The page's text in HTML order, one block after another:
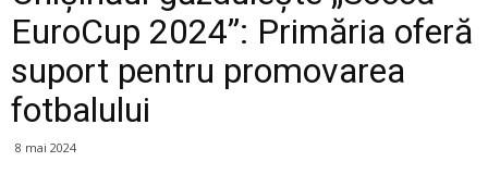
EuroCup 2024”: Primăria oferă
suport pentru promovarea
fotbalului
8 mai 2024